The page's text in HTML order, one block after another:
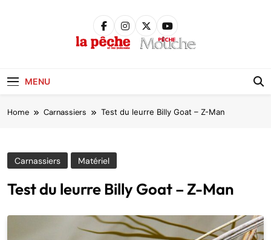
MENU
Home Carnassiers Test du leurre Billy Goat – Z-Man
Carnassiers Matériel
Test du leurre Billy Goat – Z-Man